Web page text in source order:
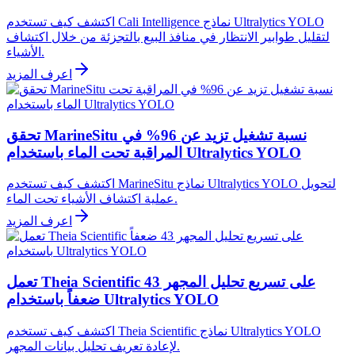
اكتشف كيف تستخدم Cali Intelligence نماذج Ultralytics YOLO
لتقليل طوابير الانتظار في منافذ البيع بالتجزئة من خلال اكتشاف
الأشياء.
اعرف المزيد
تحقق MarineSitu نسبة تشغيل تزيد عن 96% في
المراقبة تحت الماء باستخدام Ultralytics YOLO
اكتشف كيف تستخدم MarineSitu نماذج Ultralytics YOLO لتحويل
عملية اكتشاف الأشياء تحت الماء.
اعرف المزيد
تعمل Theia Scientific على تسريع تحليل المجهر 43
ضعفاً باستخدام Ultralytics YOLO
اكتشف كيف تستخدم Theia Scientific نماذج Ultralytics YOLO
لإعادة تعريف تحليل بيانات المجهر.